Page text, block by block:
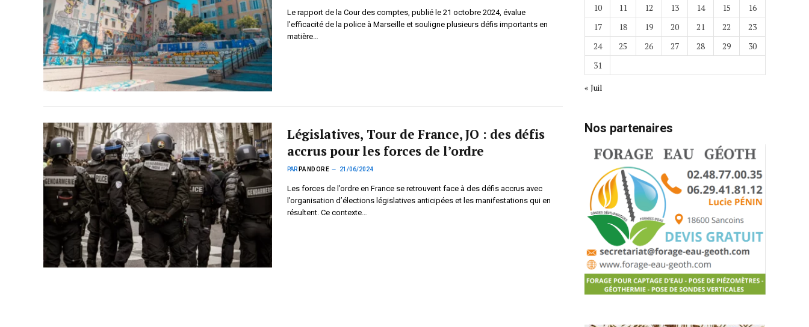
Le rapport de la Cour des comptes, publié le 21 octobre 2024, évalue
l’efficacité de la police à Marseille et souligne plusieurs défis importants en
matière…
Législatives, Tour de France, JO : des défis
accrus pour les forces de l’ordre
PAR PANDORE 21/06/2024
Les forces de l’ordre en France se retrouvent face à des défis accrus avec
l’organisation d’élections législatives anticipées et les manifestations qui en
résultent. Ce contexte…
10
11 12 13 14 15
16
17
18 19 20 21 22
23
24
25 26 27 28 29
30
31
« Juil
Nos partenaires